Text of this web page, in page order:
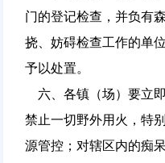
门的登记检查，并负有
挠、妨碍检查工作的单
予以处置。
六、各镇（场）要立
禁止一切野外用火，特
源管控；对辖区内的痴